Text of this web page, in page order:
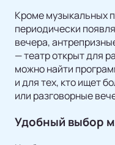
Кроме музыкальных
периодически
вечера,
— театр открыт для
можно найти
и для тех, кто ищет
или разговорные
Удобный выбор